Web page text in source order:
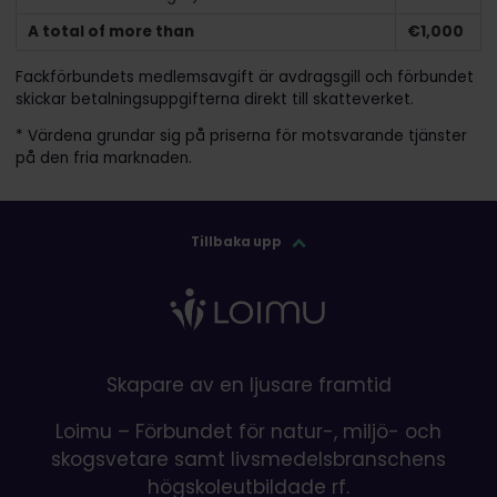
A total of more than €1,000
Fackförbundets medlemsavgift är avdragsgill och förbundet
skickar betalningsuppgifterna direkt till skatteverket.
* Värdena grundar sig på priserna för motsvarande tjänster
på den fria marknaden.
Tillbaka upp
Skapare av en ljusare framtid
Loimu – Förbundet för natur-, miljö- och
skogsvetare samt livsmedelsbranschens
högskoleutbildade rf.